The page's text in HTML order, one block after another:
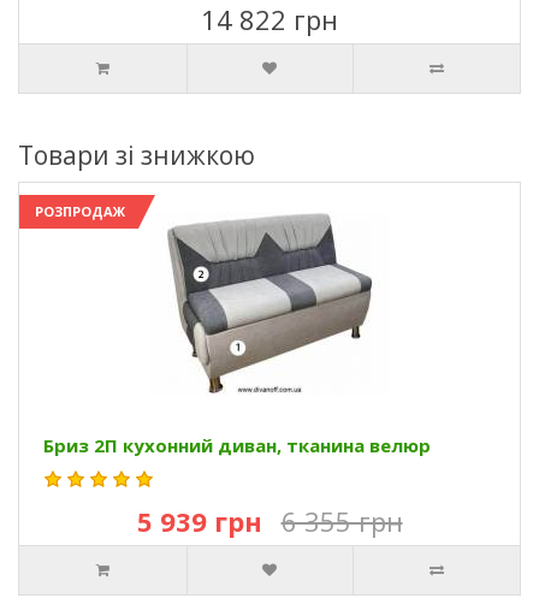
14 822 грн
Товари зі знижкою
РОЗПРОДАЖ
Бриз 2П кухонний диван, тканина велюр
5 939 грн 6 355 грн